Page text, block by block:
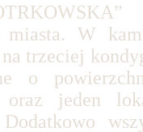
W
trzeciej
o
oraz jeden